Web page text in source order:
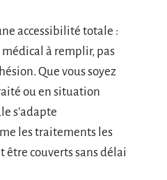
accessibilité totale :
à remplir, pas
Que vous soyez
ou en situation
s’adapte
les traitements les
être couverts sans délai